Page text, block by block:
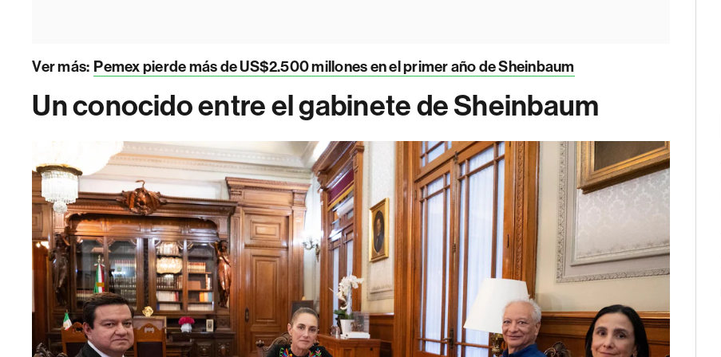
Ver más: Pemex pierde más de US$2.500 millones en el primer año de Sheinbaum
Un conocido entre el gabinete de Sheinbaum